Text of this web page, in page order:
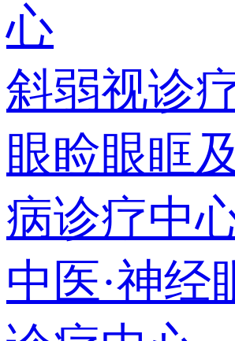
心
斜弱视诊
眼睑眼眶
病诊疗中
中医·神经